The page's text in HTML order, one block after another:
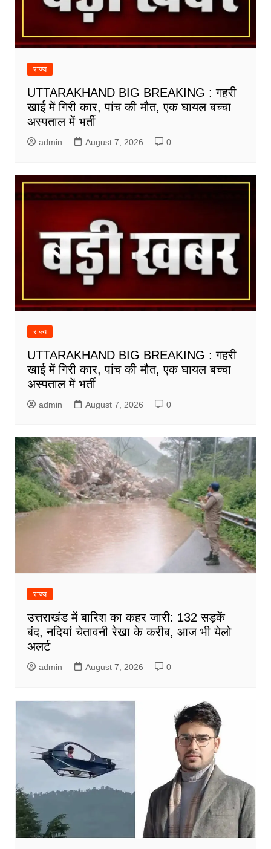
राज्य
UTTARAKHAND BIG BREAKING : गहरी
खाई में गिरी कार, पांच की मौत, एक घायल बच्चा
अस्पताल में भर्ती
admin August 7, 2026 0
राज्य
UTTARAKHAND BIG BREAKING : गहरी
खाई में गिरी कार, पांच की मौत, एक घायल बच्चा
अस्पताल में भर्ती
admin August 7, 2026 0
राज्य
उत्तराखंड में बारिश का कहर जारी: 132 सड़कें
बंद, नदियां चेतावनी रेखा के करीब, आज भी येलो
अलर्ट
admin August 7, 2026 0